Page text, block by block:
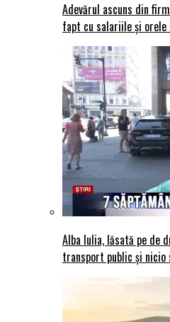
Adevărul ascuns din
fapt cu salariile și
Alba Iulia, lăsată pe de
transport public și